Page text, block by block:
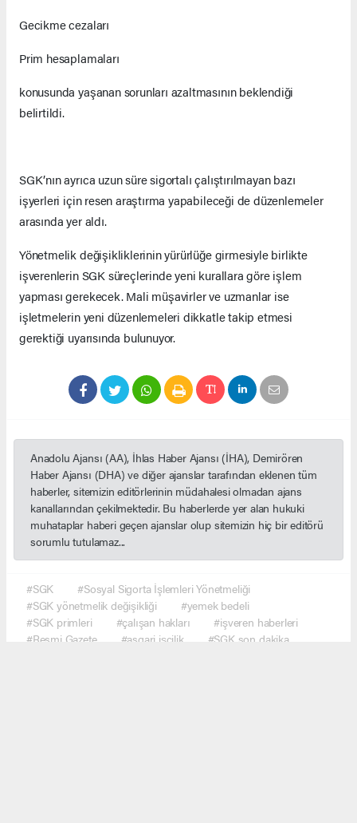
Gecikme cezaları
Prim hesaplamaları
konusunda yaşanan sorunları azaltmasının beklendiği
belirtildi.
SGK’nın ayrıca uzun süre sigortalı çalıştırılmayan bazı
işyerleri için resen araştırma yapabileceği de düzenlemeler
arasında yer aldı.
Yönetmelik değişikliklerinin yürürlüğe girmesiyle birlikte
işverenlerin SGK süreçlerinde yeni kurallara göre işlem
yapması gerekecek. Mali müşavirler ve uzmanlar ise
işletmelerin yeni düzenlemeleri dikkatle takip etmesi
gerektiği uyarısında bulunuyor.
Anadolu Ajansı (AA), İhlas Haber Ajansı (İHA), Demirören
Haber Ajansı (DHA) ve diğer ajanslar tarafından eklenen tüm
haberler, sitemizin editörlerinin müdahalesi olmadan ajans
kanallarından çekilmektedir. Bu haberlerde yer alan hukuki
muhataplar haberi geçen ajanslar olup sitemizin hiç bir editörü
sorumlu tutulamaz...
#SGK
#Sosyal Sigorta İşlemleri Yönetmeliği
#SGK yönetmelik değişikliği
#yemek bedeli
#SGK primleri
#çalışan hakları
#işveren haberleri
#Resmi Gazete
#asgari işçilik
#SGK son dakika